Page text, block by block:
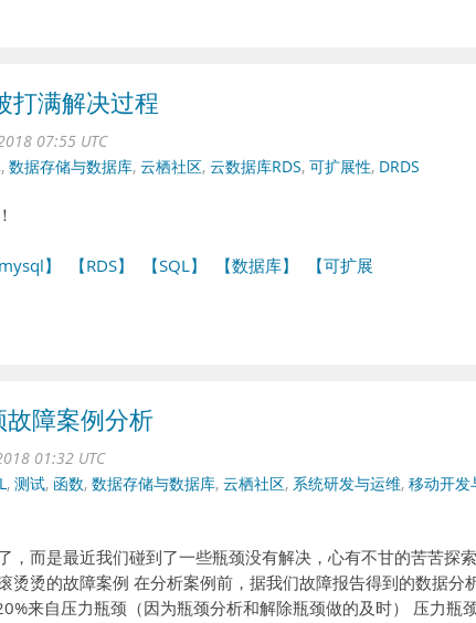
打满解决过程
07:55 UTC
, 数据存储与数据库, 云栖社区, 云数据库RDS, 可扩展性, DRDS
mysql】 【RDS】 【SQL】 【数据库】
【可扩展
故障案例分析
01:32 UTC
, 测试, 函数, 数据存储与数据库, 云栖社区, 系统研发与运维, 移动开发
，而是最近我们碰到了一些瓶颈没有解决，心有不甘的苦苦探
烫烫的故障案例 在分析案例前，据我们故障报告得到的数据分
来自压力瓶颈（因为瓶颈分析和解除瓶颈做的及时） 压力瓶